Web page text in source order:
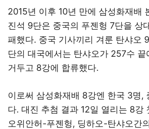
2015년 이후 10년 만에 삼성화재배
진석 9단은 중국의 푸젠헝 7단을 상
패했다. 중국 기사끼리 겨룬 탄샤오
단의 대국에서는 탄샤오가 257수 끝
거두고 8강에 합류했다.
이로써 삼성화재배 8강엔 한국 3명,
다. 대진 추첨 결과 12일 열리는 8강
오위안허-푸젠헝, 딩하오-탄샤오간